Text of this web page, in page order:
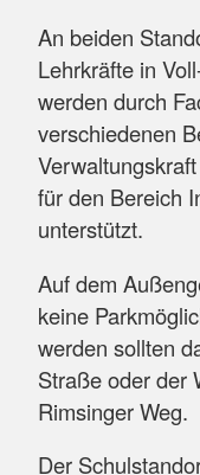
An beiden
Lehrkräfte in
werden durch
verschiedenen
für den Bereich
unterstützt.
Auf dem
keine
werden sollten
Straße oder der
Rimsinger Weg.
Der